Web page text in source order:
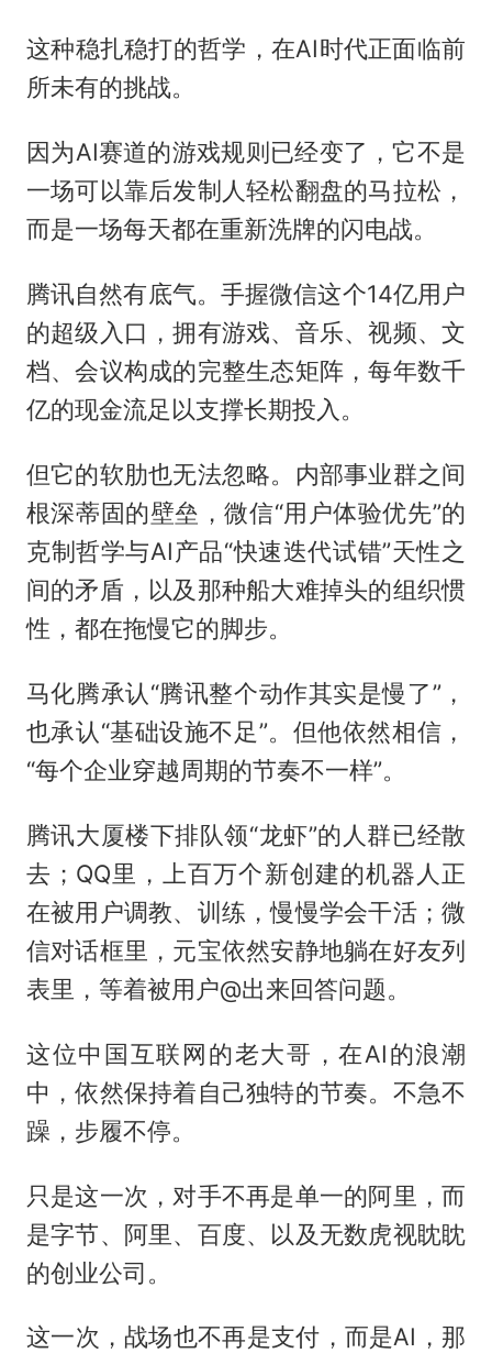
这种稳扎稳打的哲学，在AI时代正面临前
所未有的挑战。
因为AI赛道的游戏规则已经变了，它不是
一场可以靠后发制人轻松翻盘的马拉松，
而是一场每天都在重新洗牌的闪电战。
腾讯自然有底气。手握微信这个14亿用户
的超级入口，拥有游戏、音乐、视频、文
档、会议构成的完整生态矩阵，每年数千
亿的现金流足以支撑长期投入。
但它的软肋也无法忽略。内部事业群之间
根深蒂固的壁垒，微信“用户体验优先”的
克制哲学与AI产品“快速迭代试错”天性之
间的矛盾，以及那种船大难掉头的组织惯
性，都在拖慢它的脚步。
马化腾承认“腾讯整个动作其实是慢了”，
也承认“基础设施不足”。但他依然相信，
“每个企业穿越周期的节奏不一样”。
腾讯大厦楼下排队领“龙虾”的人群已经散
去；QQ里，上百万个新创建的机器人正
在被用户调教、训练，慢慢学会干活；微
信对话框里，元宝依然安静地躺在好友列
表里，等着被用户@出来回答问题。
这位中国互联网的老大哥，在AI的浪潮
中，依然保持着自己独特的节奏。不急不
躁，步履不停。
只是这一次，对手不再是单一的阿里，而
是字节、阿里、百度、以及无数虎视眈眈
的创业公司。
这一次，战场也不再是支付，而是AI，那